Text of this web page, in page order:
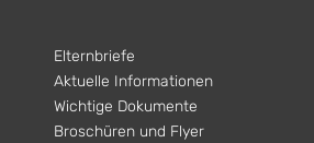
Elternbriefe
Aktuelle Informationen
Wichtige Dokumente
Broschüren und Flyer